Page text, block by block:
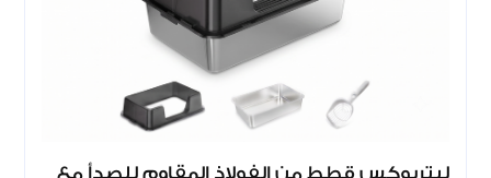
ليتربوكس قطط من الفولاذ المقاوم للصدأ مع